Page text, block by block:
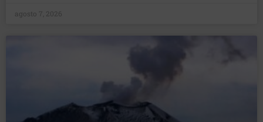
agosto 7, 2026